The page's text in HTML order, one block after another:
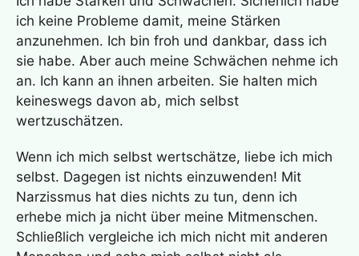
ich keine Probleme damit, meine Stärken
anzunehmen. Ich bin froh und dankbar, dass ich
sie habe. Aber auch meine Schwächen nehme ich
an. Ich kann an ihnen arbeiten. Sie halten mich
keineswegs davon ab, mich selbst
wertzuschätzen.
Wenn ich mich selbst wertschätze, liebe ich mich
selbst. Dagegen ist nichts einzuwenden! Mit
Narzissmus hat dies nichts zu tun, denn ich
erhebe mich ja nicht über meine Mitmenschen.
Schließlich vergleiche ich mich nicht mit anderen